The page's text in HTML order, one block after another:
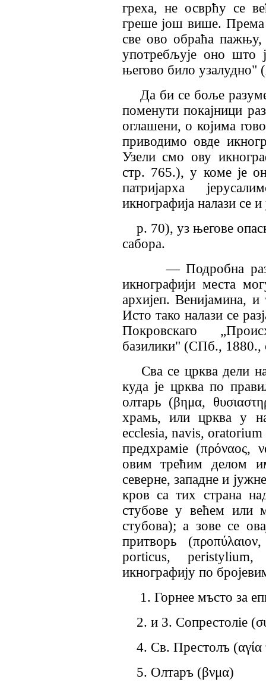
греха, не осврћу се
греше још више.
све ово обраћа
употребљује оно што
његово било узалудно"
Да би се боље
поменути покајници
оглашени, о којима
приводимо овде
Узели смо ову
стр. 765.), у коме је
патријарха
икнографија налази се
р. 70), уз његове
сабора.
— Подробна
икнографији места
архијеп. Венијамина,
Исто тако налази се
Покровскаго
базилики" (СПб., 1880.,
Сва се црква дели
куда је црква по
олтарь(βημα,
храмь, или црква у
ecclesia, navis,
предхрамiе (πρόναος,
овим трећим делом
северне, западне и
кров са тих страна
стубове у већем
стубова); а зове се
притворь (προπύλαιον
porticus, peristylium
икнографију по
1. Горнее мъсто за
2. и 3. Сопрестолiе (
4. Св. Престолъ (αγία
5. Олтаръ (βνμα)